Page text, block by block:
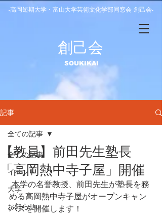
-高岡短期大学・富山大学芸術文化学部同窓会 創己会-
​SOUKIKAI
​創己会
記事
全ての記事
イベント
大学
お知らせ
全ての記事
【教員】前田先生塾長
「高岡熱中寺子屋」開催
本学の名誉教授、前田先生が塾長を務
める高岡熱中寺子屋がオープンキャン
パスを開催します！